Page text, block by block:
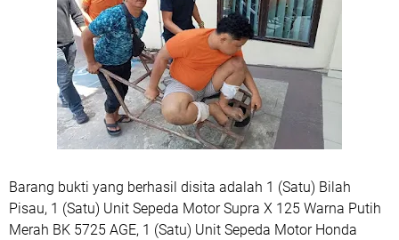
Barang bukti yang berhasil disita adalah 1 (Satu) Bilah
Pisau, 1 (Satu) Unit Sepeda Motor Supra X 125 Warna Putih
Merah BK 5725 AGE, 1 (Satu) Unit Sepeda Motor Honda